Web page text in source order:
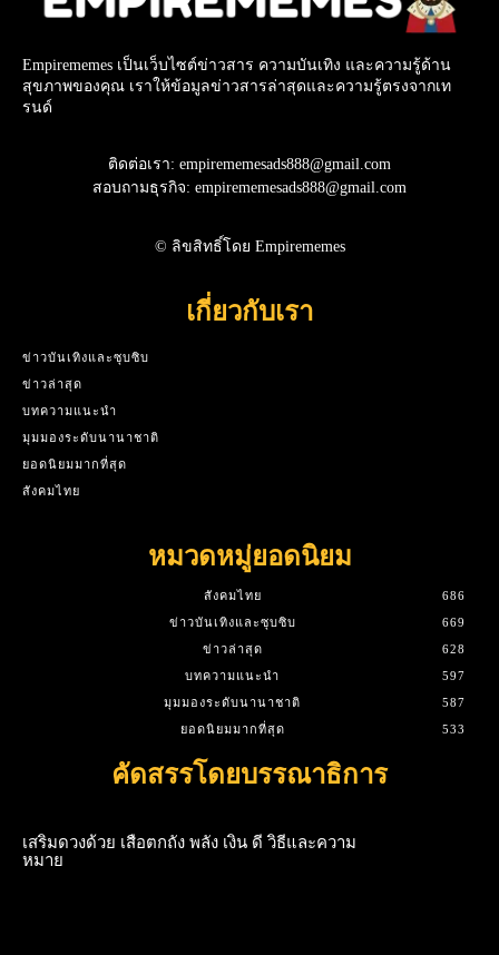
Empirememes เป็นเว็บไซต์ข่าวสาร ความบันเทิง และความรู้ด้าน
สุขภาพของคุณ เราให้ข้อมูลข่าวสารล่าสุดและความรู้ตรงจากเท
รนด์
ติดต่อเรา: empirememesads888@gmail.com
สอบถามธุรกิจ: empirememesads888@gmail.com
© ลิขสิทธิ์โดย Empirememes
เกี่ยวกับเรา
ข่าวบันเทิงและซุบซิบ
ข่าวล่าสุด
บทความแนะนำ
มุมมองระดับนานาชาติ
ยอดนิยมมากที่สุด
สังคมไทย
หมวดหมู่ยอดนิยม
สังคมไทย
686
ข่าวบันเทิงและซุบซิบ
669
ข่าวล่าสุด
628
บทความแนะนำ
597
มุมมองระดับนานาชาติ
587
ยอดนิยมมากที่สุด
533
คัดสรรโดยบรรณาธิการ
เสริมดวงด้วย เสือตกถัง พลัง เงิน ดี วิธีและความ
หมาย